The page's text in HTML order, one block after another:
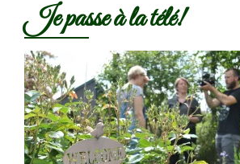
Je passe à la télé!